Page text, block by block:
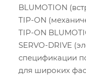
BLUMOTION
TIP-ON
TIP-ON
SERVO-DRIVE
спецификации
для широких